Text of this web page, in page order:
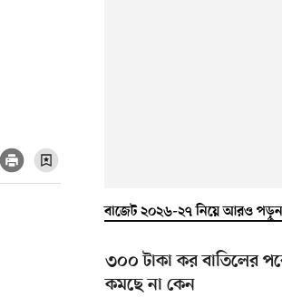
বাজেট ২০২৬-২৭ নিয়ে আরও পড়ুন
৩০০ টাকা কর বাতিলের
কমছে না কেন